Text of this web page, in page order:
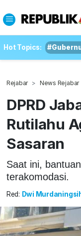
Hot Topics:
Rejabar News Rejabar
DPRD
Rutilahu
Sasaran
Saat ini,
terakomodasi.
Red: Dwi